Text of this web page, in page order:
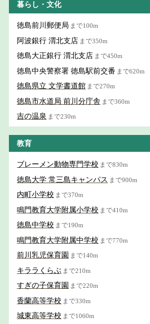
暮らし・文化
徳島前川郵便局 まで100m
阿波銀行 渭北支店 まで350m
徳島大正銀行 渭北支店 まで450m
徳島中央警察署 徳島駅前交番 まで620m
徳島県立 文学書道館 まで270m
徳島市水道局 前川分庁舎 まで360m
吉の温泉 まで230m
教育
ブレーメン動物専門学校 まで830m
徳島大学 常三島キャンパス まで900m
内町小学校 まで370m
鳴門教育大学附属小学校 まで410m
徳島中学校 まで190m
鳴門教育大学附属中学校 まで770m
前川乳児保育園 まで140m
キララくらぶ まで210m
すぎの子保育園 まで220m
香蘭高等学校 まで330m
城東高等学校 まで1060m